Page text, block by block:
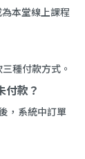
本堂線上課程
種付款方式。
付款？
，系統中訂單